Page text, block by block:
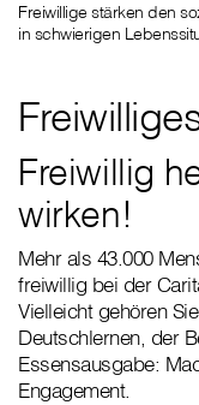
Freiwillige stärken den
in schwierigen
Freiwillig
wirken!
Mehr als 43.000
freiwillig bei der
Vielleicht gehören
Deutschlernen, der
Essensausgabe:
Engagement.